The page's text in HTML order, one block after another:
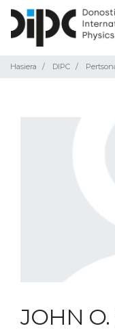
Hasiera DIPC
JOHN O.